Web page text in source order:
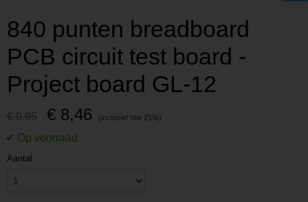
840 punten breadboard
PCB circuit test board -
Project board GL-12
€ 9,95 € 8,46
Aantal